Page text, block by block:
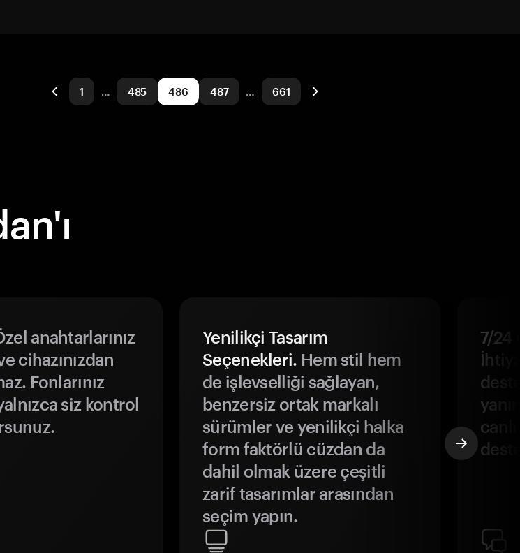
1 … 485 486 487 … 661
anahtarlarınız
cihazınızdan
Fonlarınız
siz kontrol
Yenilikçi Tasarım
Seçenekleri. Hem stil hem
de işlevselliği sağlayan,
benzersiz ortak markalı
sürümler ve yenilikçi halka
form faktörlü cüzdan da
dahil olmak üzere çeşitli
zarif tasarımlar arasından
seçim yapın.
7/24